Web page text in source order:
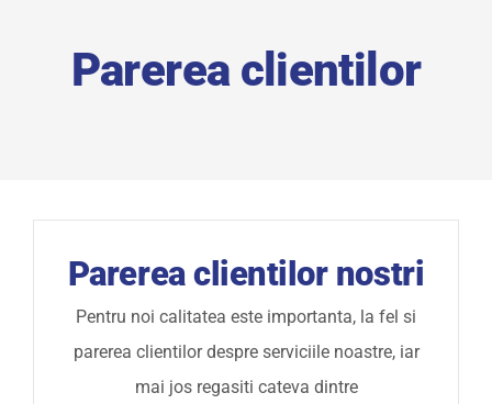
Parerea clientilor
Parerea clientilor nostri
Pentru noi calitatea este importanta, la fel si
parerea clientilor despre serviciile noastre, iar
mai jos regasiti cateva dintre